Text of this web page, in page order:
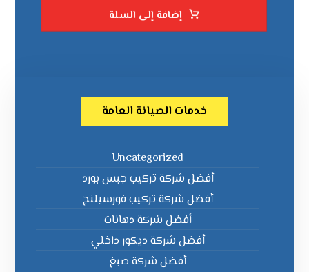
إضافة إلى السلة
خدمات الصيانة العامة
Uncategorized
أفضل شركة تركيب جبس بورد
أفضل شركة تركيب فورسيلنج
أفضل شركة دهانات
أفضل شركة ديكور داخلي
أفضل شركة صبغ